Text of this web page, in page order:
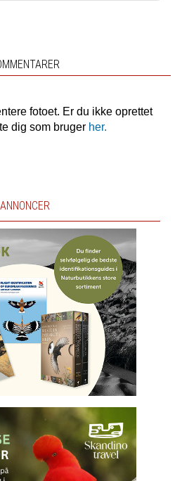
fotoet. Er du ikke oprettet
dig som bruger her.
ANNONCER